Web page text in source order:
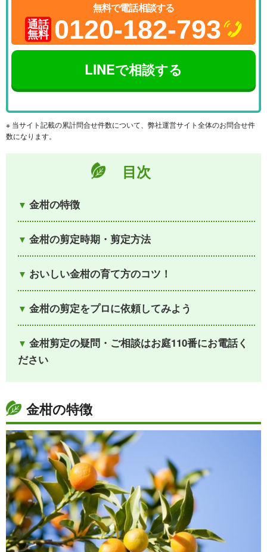
無料で電話相談する
通話
無料 0120-182-793
LINEで相談する
※ 当サイト記載の累計問合せ件数について、弊社運営サイト全体のお問合せ件
数になります。
目次
金柑の特徴
金柑の剪定時期・剪定方法
おいしい金柑の育て方のコツ！
金柑の剪定をプロに依頼してみよう
金柑剪定の疑問・ご相談はお庭110番にお電話く
ださい
金柑の特徴